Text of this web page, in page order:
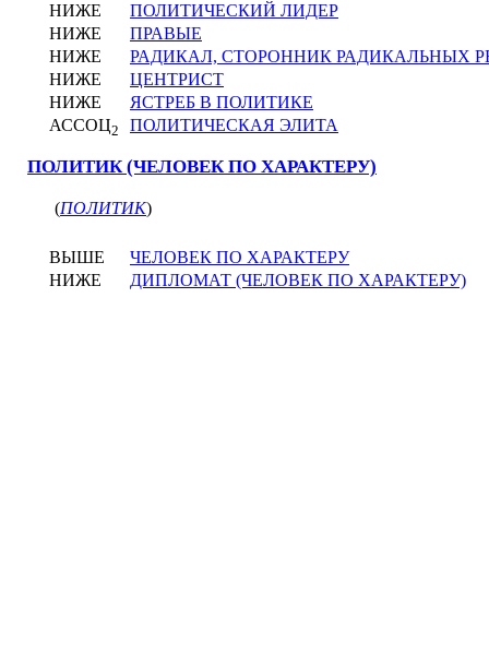
НИЖЕ
ПОЛИТИЧЕСКИЙ ЛИДЕР
НИЖЕ
ПРАВЫЕ
НИЖЕ
РАДИКАЛ, СТОРОННИК РАДИКАЛЬНЫХ
НИЖЕ
ЦЕНТРИСТ
НИЖЕ
ЯСТРЕБ В ПОЛИТИКЕ
АССОЦ2 ПОЛИТИЧЕСКАЯ ЭЛИТА
ПОЛИТИК (ЧЕЛОВЕК ПО ХАРАКТЕРУ)
(ПОЛИТИК)
ВЫШЕ
ЧЕЛОВЕК ПО ХАРАКТЕРУ
НИЖЕ
ДИПЛОМАТ (ЧЕЛОВЕК ПО ХАРАКТЕРУ)